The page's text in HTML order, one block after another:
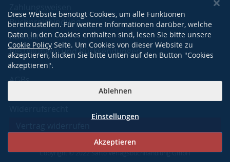
Buchpreisbindung
Kontakt
Bestellungen und Rücksendungen
Impressum
AGBs
Copyright © 2022 Sarto Verlagsbuchhandlung GmbH
Diese Website benötigt Cookies, um alle Funktionen
bereitzustellen. Für weitere Informationen darüber, welche
Daten in den Cookies enthalten sind, lesen Sie bitte unsere
Cookie Policy Seite. Um Cookies von dieser Website zu
akzeptieren, klicken Sie bitte unten auf den Button "Cookies
akzeptieren".
Akzeptieren
Ablehnen
Einstellungen